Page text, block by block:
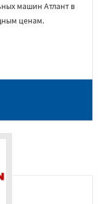
машин Атлант в
ценам.